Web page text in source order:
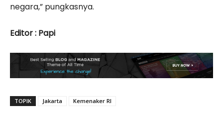
negara,” pungkasnya.
Editor : Papi
TOPIK Jakarta Kemenaker RI